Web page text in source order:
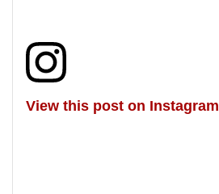
View this post on Instagram